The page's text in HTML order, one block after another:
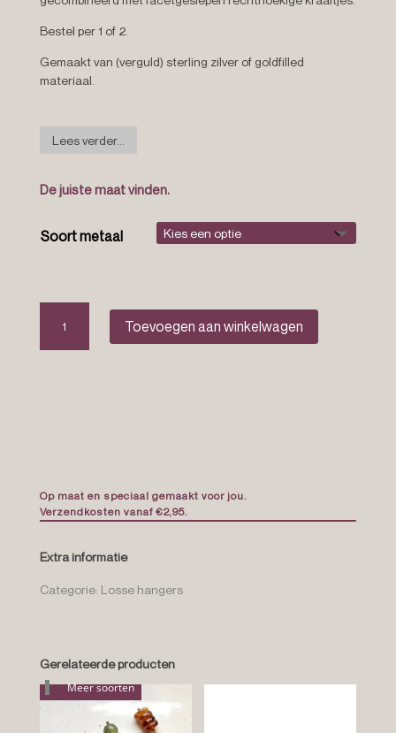
Bestel per 1 of 2.
Gemaakt van (verguld) sterling zilver of goldfilled
materiaal.
Lees verder...
De juiste maat vinden.
Soort metaal
rush
aantal
Toevoegen aan winkelwagen
Op maat en speciaal gemaakt voor jou.
Verzendkosten vanaf €2,95.
Extra informatie
Categorie: Losse hangers
Gerelateerde producten
Meer soorten